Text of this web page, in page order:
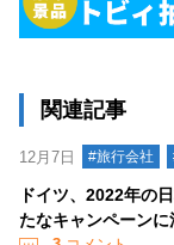
関連記事
12月7日 #旅行会社
ドイツ、2022年の
たなキャンペーンに